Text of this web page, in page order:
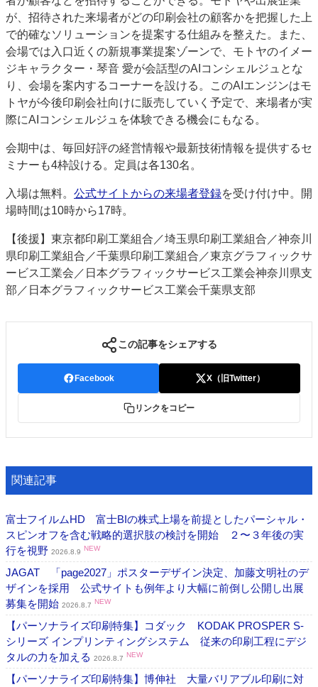
が、招待された来場者がどの印刷会社の顧客かを把握した上
で的確なソリューションを提案する仕組みを整えた。また、
会場では入口近くの新規事業提案ゾーンで、モトヤのイメー
ジキャラクター・琴音 愛が会話型のAIコンシェルジュとな
り、会場を案内するコーナーを設ける。このAIエンジンはモ
トヤが今後印刷会社向けに販売していく予定で、来場者が実
際にAIコンシェルジュを体験できる機会にもなる。
会期中は、毎回好評の経営情報や最新技術情報を提供するセ
ミナーも4枠設ける。定員は各130名。
入場は無料。 公式サイトからの来場者登録を受け付け中。開
場時間は10時から17時。
【後援】東京都印刷工業組合／埼玉県印刷工業組合／神奈川
県印刷工業組合／千葉県印刷工業組合／東京グラフィックサ
ービス工業会／日本グラフィックサービス工業会神奈川県支
部／日本グラフィックサービス工業会千葉県支部
この記事をシェアする
Facebook X（旧Twitter）
リンクをコピー
関連記事
富士フイルムHD 富士BIの株式上場を前提としたパーシャル・
スピンオフを含む戦略的選択肢の検討を開始 ２〜３年後の実
行を視野 2026.8.9 NEW
JAGAT 「page2027」ポスターデザイン決定、加藤文明社のデ
ザインを採用 公式サイトも例年より大幅に前倒し公開し出展
募集を開始 2026.8.7 NEW
【パーソナライズ印刷特集】コダック KODAK PROSPER S-
シリーズ インプリンティングシステム 従来の印刷工程にデジ
タルの力を加える 2026.8.7 NEW
【パーソナライズ印刷特集】博伸社 大量バリアブル印刷に対